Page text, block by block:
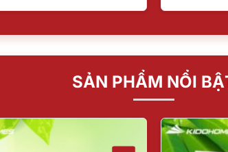
SẢN PHẨM NỔI